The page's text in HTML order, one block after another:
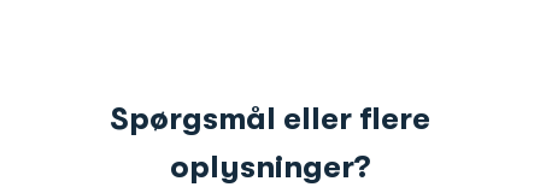
Spørgsmål eller flere
oplysninger?